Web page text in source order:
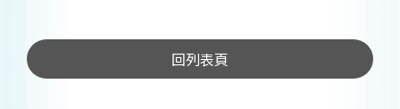
回列表頁